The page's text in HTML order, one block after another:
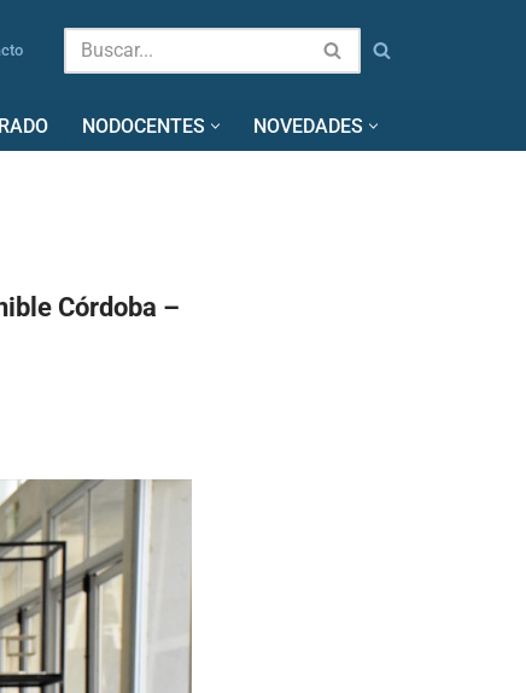
NODOCENTES NOVEDADES
Córdoba –